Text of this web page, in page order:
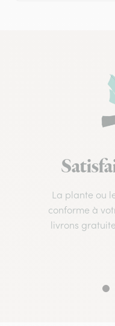
La plante ou
conforme à
livrons